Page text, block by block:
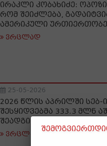
ირაკლი კობახიძე:
რომ შეიძლება,
ამერიკული
ვრცლად
25-05-2026
2026 წლის აპრილში სებ-
შესყიდვებმა 333.3 მლნ
შეადგინა
ვრცლად